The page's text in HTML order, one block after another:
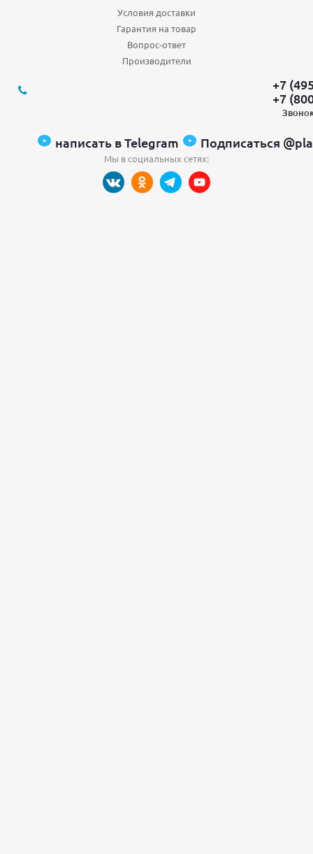
Условия доставки
Гарантия на товар
Вопрос-ответ
Производители
+7
+7
написать в Telegram Подписаться
Мы в социальных сетях: